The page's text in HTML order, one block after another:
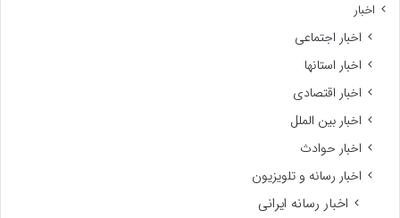
اخبار
اخبار اجتماعی
اخبار استانها
اخبار اقتصادی
اخبار بین الملل
اخبار حوادث
اخبار رسانه و تلویزیون
اخبار رسانه ایرانی